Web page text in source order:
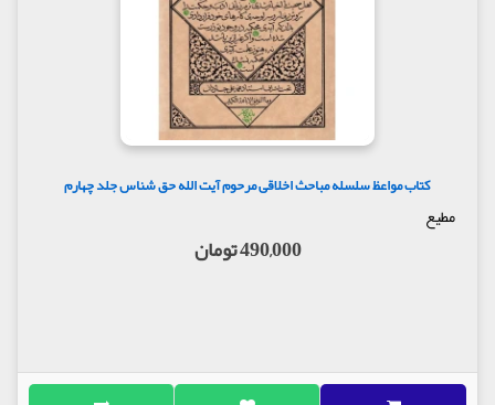
کتاب مواعظ سلسله مباحث اخلاقی مرحوم آیت الله حق شناس جلد چهارم
مطیع
490,000 تومان